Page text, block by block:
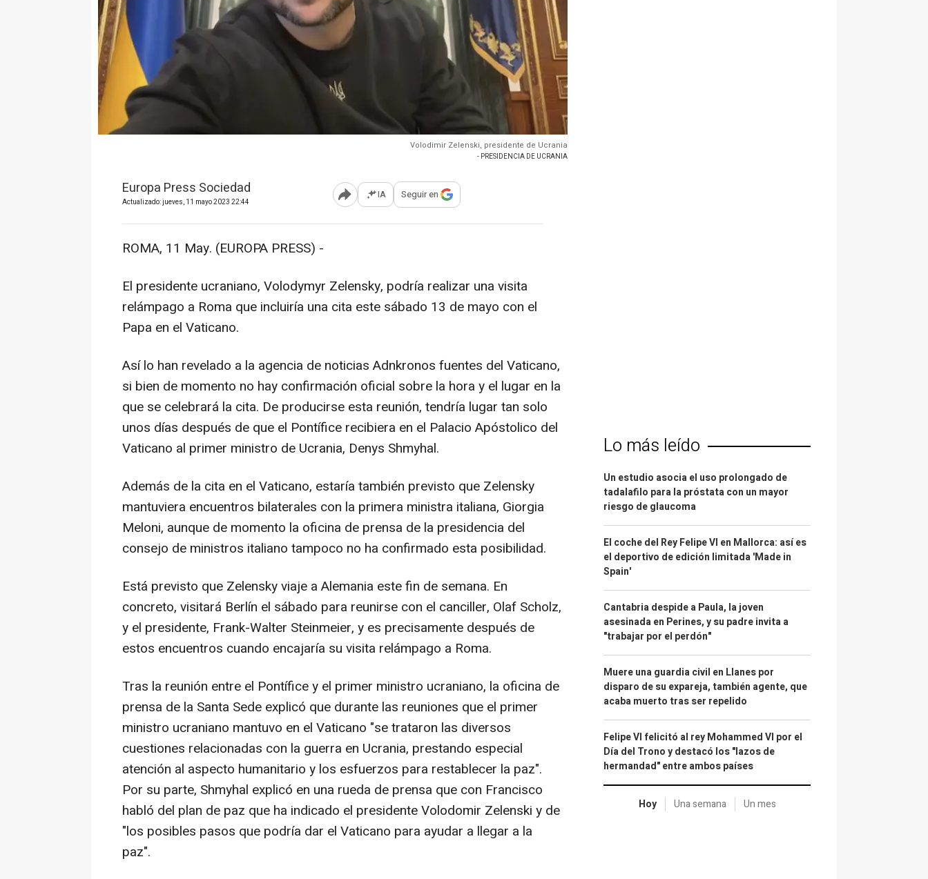
Volodimir Zelenski, presidente de Ucrania
- PRESIDENCIA DE UCRANIA
Europa Press Sociedad
Actualizado: jueves, 11 mayo 2023 22:44 Abrir opciones para compartir
IA Seguir en
ROMA, 11 May. (EUROPA PRESS) -
El presidente ucraniano, Volodymyr Zelensky, podría realizar una visita
relámpago a Roma que incluiría una cita este sábado 13 de mayo con el
Papa en el Vaticano.
Así lo han revelado a la agencia de noticias Adnkronos fuentes del Vaticano,
si bien de momento no hay confirmación oficial sobre la hora y el lugar en la
que se celebrará la cita. De producirse esta reunión, tendría lugar tan solo
unos días después de que el Pontífice recibiera en el Palacio Apóstolico del
Vaticano al primer ministro de Ucrania, Denys Shmyhal.
Además de la cita en el Vaticano, estaría también previsto que Zelensky
mantuviera encuentros bilaterales con la primera ministra italiana, Giorgia
Meloni, aunque de momento la oficina de prensa de la presidencia del
consejo de ministros italiano tampoco no ha confirmado esta posibilidad.
Está previsto que Zelensky viaje a Alemania este fin de semana. En
concreto, visitará Berlín el sábado para reunirse con el canciller, Olaf Scholz,
y el presidente, Frank-Walter Steinmeier, y es precisamente después de
estos encuentros cuando encajaría su visita relámpago a Roma.
Tras la reunión entre el Pontífice y el primer ministro ucraniano, la oficina de
prensa de la Santa Sede explicó que durante las reuniones que el primer
ministro ucraniano mantuvo en el Vaticano "se trataron las diversos
cuestiones relacionadas con la guerra en Ucrania, prestando especial
atención al aspecto humanitario y los esfuerzos para restablecer la paz".
Por su parte, Shmyhal explicó en una rueda de prensa que con Francisco
habló del plan de paz que ha indicado el presidente Volodomir Zelenski y de
"los posibles pasos que podría dar el Vaticano para ayudar a llegar a la
paz".
Lo más leído
Un estudio asocia el uso prolongado de
tadalafilo para la próstata con un mayor
riesgo de glaucoma
El coche del Rey Felipe VI en Mallorca: así es
el deportivo de edición limitada 'Made in
Spain'
Cantabria despide a Paula, la joven
asesinada en Perines, y su padre invita a
"trabajar por el perdón"
Muere una guardia civil en Llanes por
disparo de su expareja, también agente, que
acaba muerto tras ser repelido
Felipe VI felicitó al rey Mohammed VI por el
Día del Trono y destacó los "lazos de
hermandad" entre ambos países
Hoy Una semana Un mes